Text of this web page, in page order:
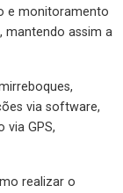
e monitoramento
mantendo assim a
via software,
GPS,
realizar o